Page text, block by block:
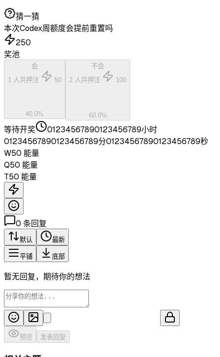
猜一猜
本次Codex周额度会提前重置吗
250
奖池
会
1 人共押注 50
40.0%
不会
2 人共押注 100
60.0%
等待开奖 01234567890123456789小时
01234567890123456789分01234567890123456789秒
W50 能量
Q50 能量
T50 能量
0 条回复
默认 最新
平铺 底部
暂无回复，期待你的想法
预览 发表回复